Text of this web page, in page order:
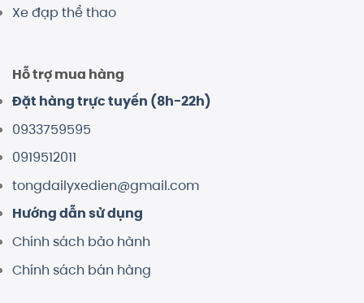
Xe đạp thể thao
Hỗ trợ mua hàng
Đặt hàng trực tuyến (8h-22h)
0933759595
0919512011
tongdailyxedien@gmail.com
Hướng dẫn sử dụng
Chính sách bảo hành
Chính sách bán hàng